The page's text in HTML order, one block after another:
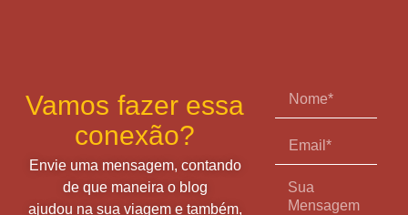
Vamos fazer essa
conexão?
Envie uma mensagem, contando
de que maneira o blog
ajudou na sua viagem e também,